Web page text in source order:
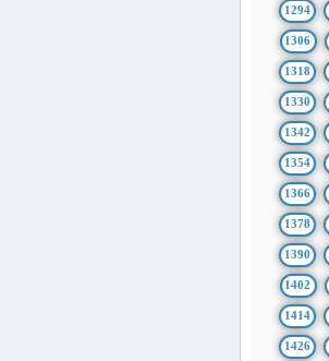
1294
1306
1318
1330
1342
1354
1366
1378
1390
1402
1414
1426